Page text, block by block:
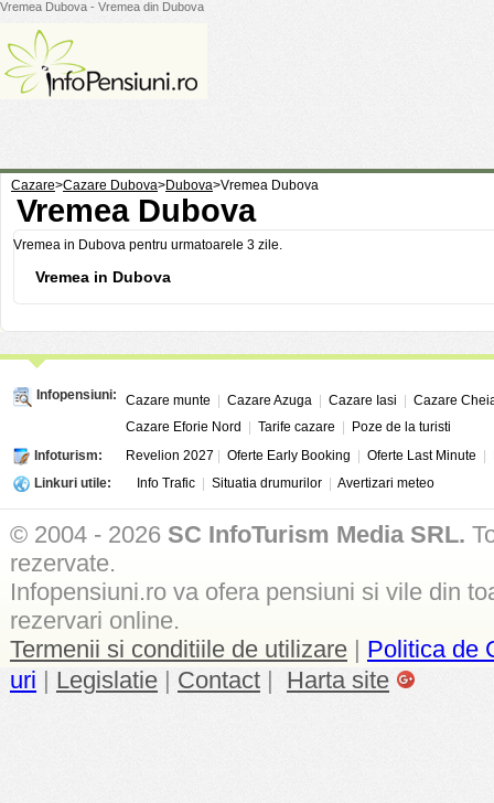
Vremea Dubova - Vremea din Dubova
Cazare>Cazare Dubova>Dubova>Vremea Dubova
Vremea Dubova
Vremea in Dubova pentru urmatoarele 3 zile.
Vremea in Dubova
Infopensiuni: Cazare munte Cazare Azuga Cazare Iasi
Cazare
Cazare Eforie Nord
Tarife cazare
Poze de la turisti
Infoturism:
Revelion 2027 Oferte Early Booking Oferte Last Minute
Linkuri utile:
Info Trafic Situatia drumurilor Avertizari meteo
© 2004 - 2026 SC InfoTurism Media SRL.
rezervate.
Infopensiuni.ro va ofera pensiuni si vile din
rezervari online.
Termenii si conditiile de utilizare | Politica de
uri | Legislatie | Contact | Harta site